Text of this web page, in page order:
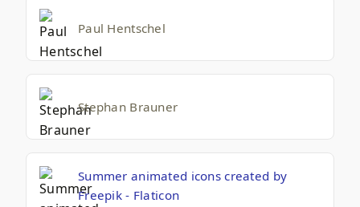
Paul Hentschel
Stephan Brauner
Summer animated icons created by
Freepik - Flaticon